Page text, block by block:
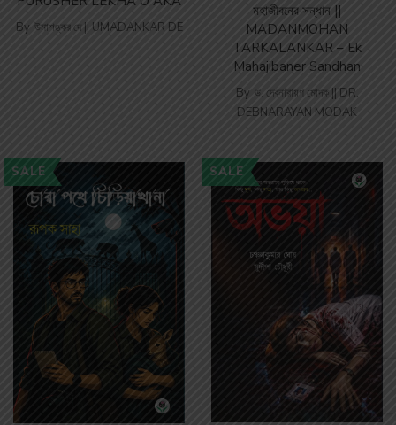
By উমাশঙ্কর দে || UMADANKAR DE
মহাজীবনের সন্ধান ||
MADANMOHAN
TARKALANKAR – Ek
Mahajibaner Sandhan
By ড. দেবনারায়ণ মোদক || DR.
DEBNARAYAN MODAK
SALE SALE